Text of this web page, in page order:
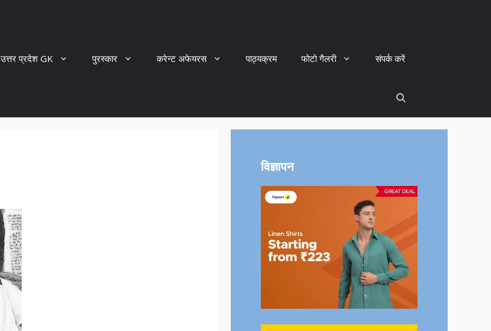
उत्तर प्रदेश GK पुरस्कार करेन्ट अफेयरस पाठ्यक्रम फोटो गैलरी संपर्क करें
विज्ञापन